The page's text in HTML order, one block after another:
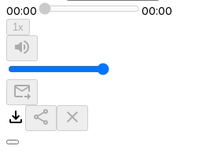
00:00 00:00
1x